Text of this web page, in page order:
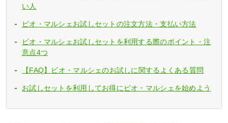
い人
ビオ・マルシェお試しセットの注文方法・支払い方法
ビオ・マルシェお試しセットを利用する際のポイント・注
意点4つ
【FAQ】ビオ・マルシェのお試しに関するよくある質問
お試しセットを利用してお得にビオ・マルシェを始めよう